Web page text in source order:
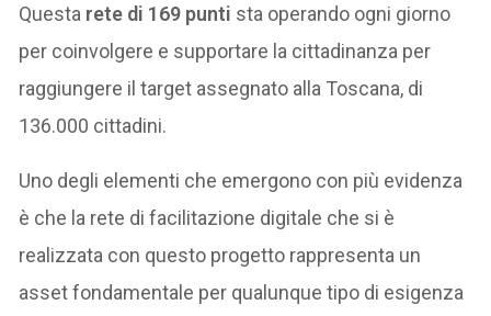
Questa rete di 169 punti sta operando ogni giorno
per coinvolgere e supportare la cittadinanza per
raggiungere il target assegnato alla Toscana, di
136.000 cittadini.
Uno degli elementi che emergono con più evidenza
è che la rete di facilitazione digitale che si è
realizzata con questo progetto rappresenta un
asset fondamentale per qualunque tipo di esigenza